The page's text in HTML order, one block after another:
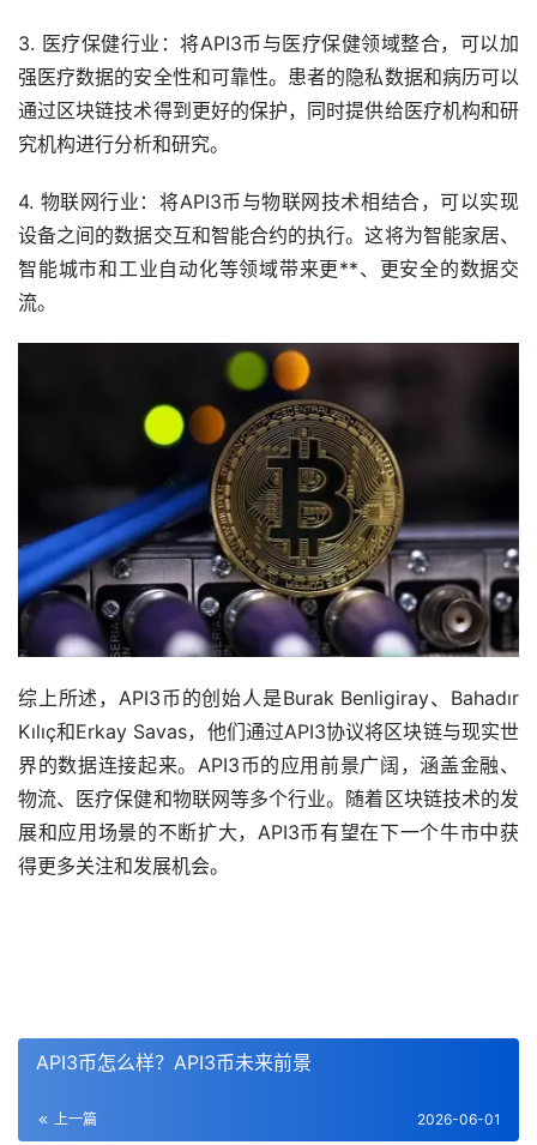
3. 医疗保健行业：将API3币与医疗保健领域整合，可以加
强医疗数据的安全性和可靠性。患者的隐私数据和病历可以
通过区块链技术得到更好的保护，同时提供给医疗机构和研
究机构进行分析和研究。
4. 物联网行业：将API3币与物联网技术相结合，可以实现
设备之间的数据交互和智能合约的执行。这将为智能家居、
智能城市和工业自动化等领域带来更**、更安全的数据交
流。
综上所述，API3币的创始人是Burak Benligiray、Bahadır
Kılıç和Erkay Savas，他们通过API3协议将区块链与现实世
界的数据连接起来。API3币的应用前景广阔，涵盖金融、
物流、医疗保健和物联网等多个行业。随着区块链技术的发
展和应用场景的不断扩大，API3币有望在下一个牛市中获
得更多关注和发展机会。
API3币怎么样？API3币未来前景
上一篇 2026-06-01